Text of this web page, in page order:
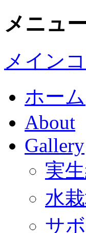
メニュー
メイン
ホーム
About
Gallery
実
水
サ